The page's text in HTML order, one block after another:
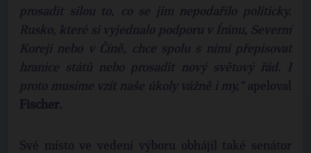
prosadit silou to, co se jim nepodařilo politicky.
Rusko, které si vyjednalo podporu v Íránu, Severní
Koreji nebo v Číně, chce spolu s nimi přepisovat
hranice států nebo prosadit nový světový řád. I
proto musíme vzít naše úkoly vážně i my,“apeloval
Fischer.
Své místo ve vedení výboru obhájil také senátor